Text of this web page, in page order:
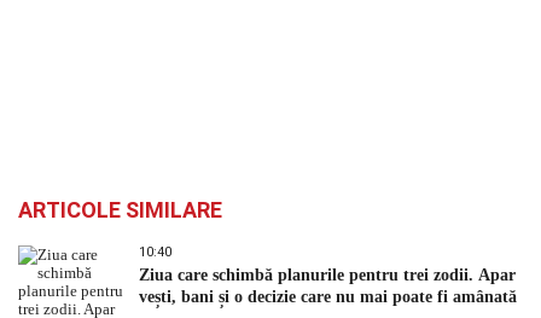
ARTICOLE SIMILARE
10:40
Ziua care schimbă planurile pentru trei zodii. Apar
vești, bani și o decizie care nu mai poate fi amânată